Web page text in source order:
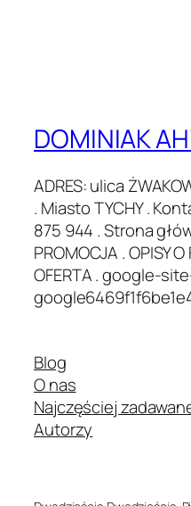
DOMINIAK
ADRES: ulica
. Miasto TYCHY .
875 944 . Strona
PROMOCJA . OPISY O
OFERTA . google-
Blog
O nas
Najczęściej
Autorzy